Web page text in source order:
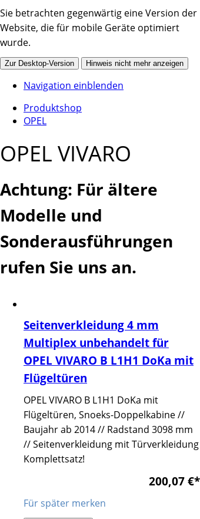
Sie betrachten gegenwärtig eine Version der
Website, die für mobile Geräte optimiert
wurde.
Zur Desktop-Version Hinweis nicht mehr anzeigen
Navigation einblenden
Produktshop
OPEL
OPEL VIVARO
Achtung: Für ältere
Modelle und
Sonderausführungen
rufen Sie uns an.
Seitenverkleidung 4 mm
Multiplex unbehandelt für
OPEL VIVARO B L1H1 DoKa mit
Flügeltüren
OPEL VIVARO B L1H1 DoKa mit
Flügeltüren, Snoeks-Doppelkabine //
Baujahr ab 2014 // Radstand 3098 mm
// Seitenverkleidung mit Türverkleidung
Komplettsatz!
200,07 €*
Für später merken